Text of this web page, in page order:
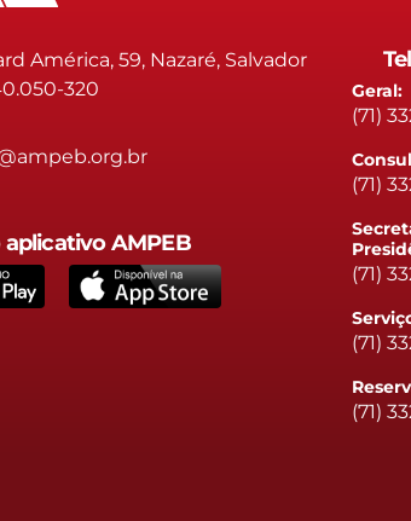
América, 59, Nazaré, Salvador
320
aplicativo AMPEB
Geral:
(71)
(71)
(71)
(71)
(71)